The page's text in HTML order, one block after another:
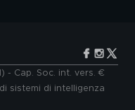
- Cap. Soc. int. vers. €
sistemi di intelligenza